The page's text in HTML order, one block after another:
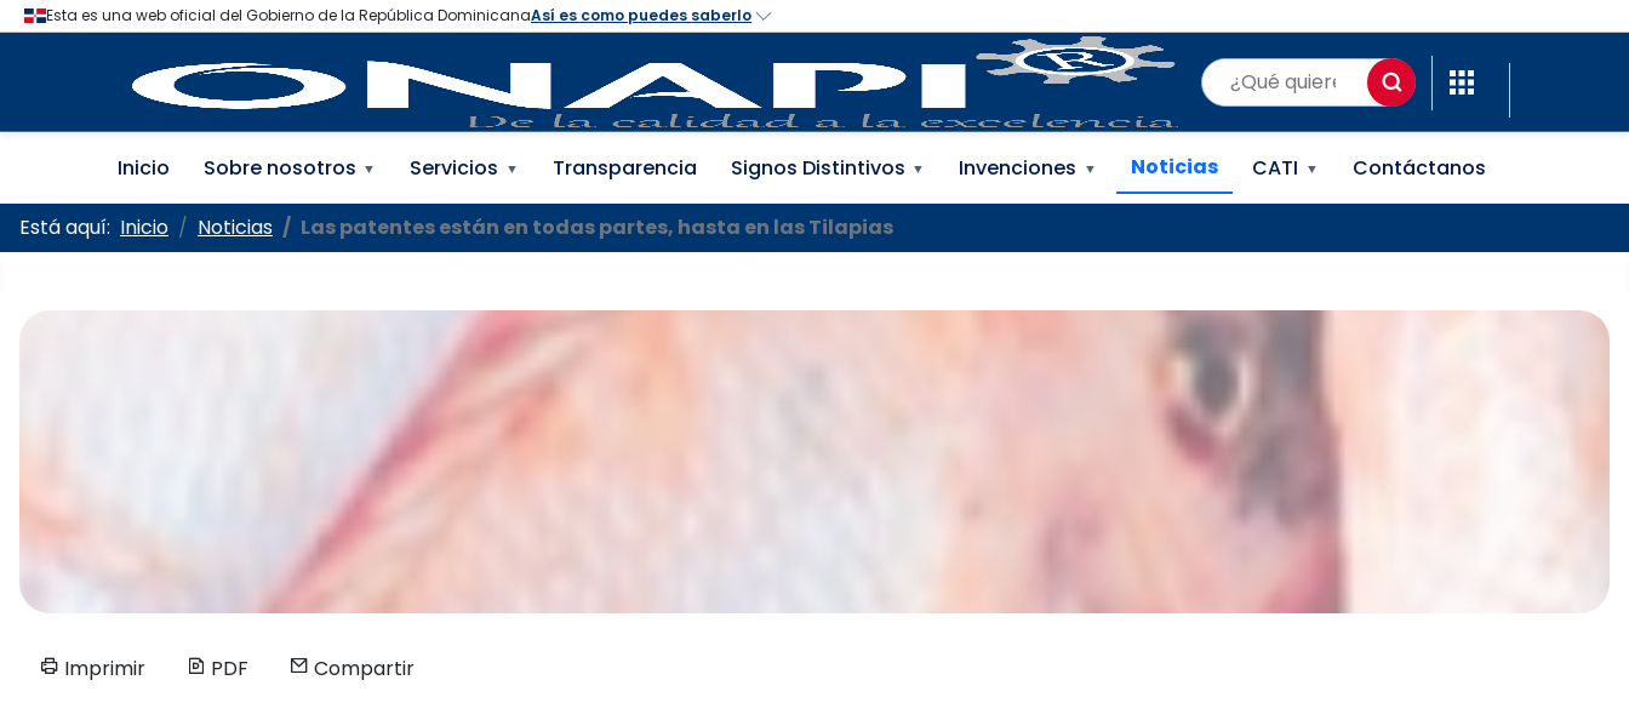
Oficina Nacional de la Propiedad Industrial (ONAPI)
Inicio Sobre nosotros ▼ Servicios ▼ Transparencia Signos Distintivos ▼ Invenciones ▼ Noticias CATI ▼ Contáctanos
Está aquí: Inicio Noticias Las patentes están en todas partes, hasta en las Tilapias
Imprimir PDF Compartir